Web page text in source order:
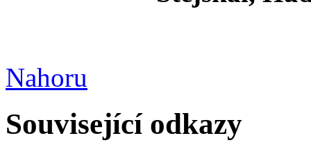
Nahoru
Související odkazy